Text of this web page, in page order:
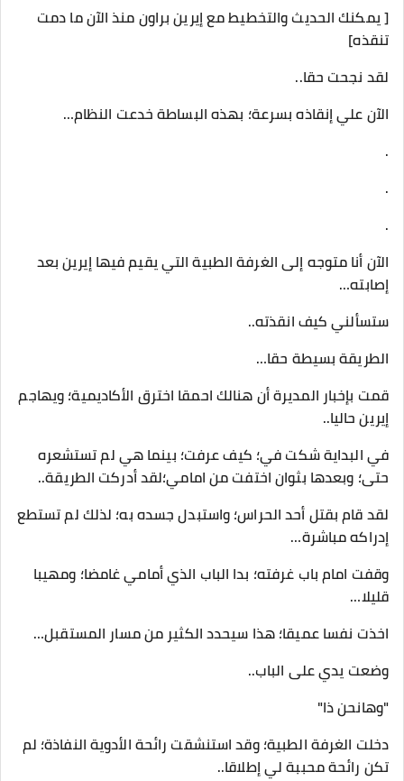
[ يمكنك الحديث والتخطيط مع إيرين براون منذ الآن ما دمت
تنقذه]
لقد نجحت حقا..
الآن علي إنقاذه بسرعة؛ بهذه البساطة خدعت النظام…
.
.
.
الآن أنا متوجه إلى الغرفة الطبية التي يقيم فيها إيرين بعد
إصابته…
ستسألني كيف انقذته..
الطريقة بسيطة حقا…
قمت بإخبار المديرة أن هنالك احمقا اخترق الأكاديمية؛ ويهاجم
إيرين حاليا..
في البداية شكت في؛ كيف عرفت؛ بينما هي لم تستشعره
حتى؛ وبعدها بثوان اختفت من امامي؛لقد أدركت الطريقة..
لقد قام بقتل أحد الحراس؛ واستبدل جسده به؛ لذلك لم تستطع
إدراكه مباشرة…
وقفت امام باب غرفته؛ بدا الباب الذي أمامي غامضا؛ ومهيبا
قليلا…
اخذت نفسا عميقا؛ هذا سيحدد الكثير من مسار المستقبل…
وضعت يدي على الباب..
"وهانحن ذا"
دخلت الغرفة الطبية؛ وقد استنشقت رائحة الأدوية النفاذة؛ لم
تكن رائحة محببة لي إطلاقا..